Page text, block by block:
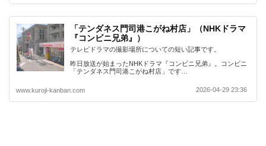
「テンダネス門司港こがね村店」（NHKドラマ
『コンビニ兄弟』）
テレビドラマの撮影場所についての短い記事です。
昨日放送が始まったNHKドラマ『コンビニ兄弟』。コンビニ
「テンダネス門司港こがね村店」です…
www.kuroji-kanban.com 2026-04-29 23:36